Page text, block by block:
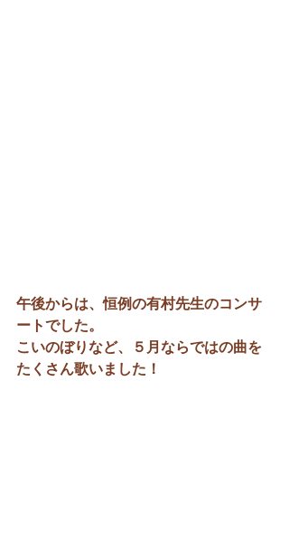
午後からは、恒例の有村先生のコンサ
ートでした。
こいのぼりなど、５月ならではの曲を
たくさん歌いました！